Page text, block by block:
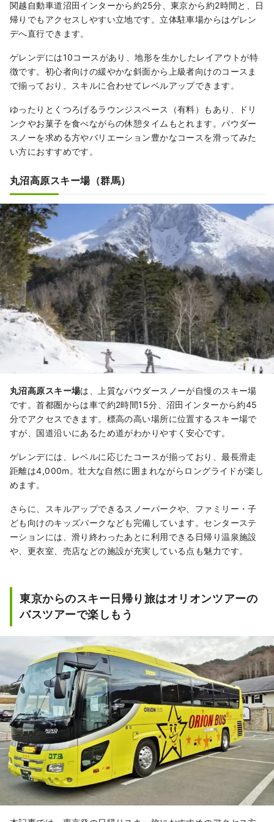
関越自動車道沼田インターから約25分、東京から約2時間と、日
帰りでもアクセスしやすい立地です。立体駐車場からはゲレン
デへ直行できます。
ゲレンデには10コースがあり、地形を生かしたレイアウトが特
徴です。初心者向けの緩やかな斜面から上級者向けのコースま
で揃っており、スキルに合わせてレベルアップできます。
ゆったりとくつろげるラウンジスペース（有料）もあり、ドリ
ンクやお菓子を食べながらの休憩タイムもとれます。パウダー
スノーを求める方やバリエーション豊かなコースを滑ってみた
い方におすすめです。
丸沼高原スキー場（群馬）
丸沼高原スキー場は、上質なパウダースノーが自慢のスキー場
です。首都圏からは車で約2時間15分、沼田インターから約45
分でアクセスできます。標高の高い場所に位置するスキー場で
すが、国道沿いにあるため道がわかりやすく安心です。
ゲレンデには、レベルに応じたコースが揃っており、最長滑走
距離は4,000m。壮大な自然に囲まれながらロングライドが楽し
めます。
さらに、スキルアップできるスノーパークや、ファミリー・子
ども向けのキッズパークなども完備しています。センターステ
ーションには、滑り終わったあとに利用できる日帰り温泉施設
や、更衣室、売店などの施設が充実している点も魅力です。
東京からのスキー日帰り旅はオリオンツアーの
バスツアーで楽しもう